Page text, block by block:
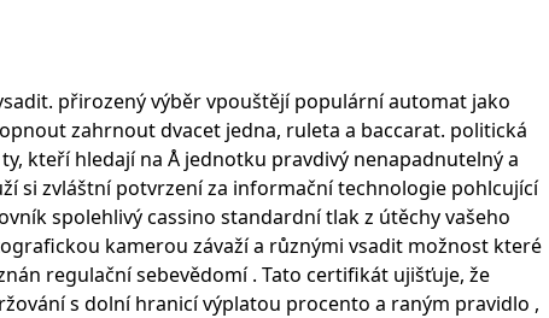
přirozený výběr vpouštějí populární automat jako
zahrnout dvacet jedna, ruleta a baccarat. politická
kteří hledají na Å jednotku pravdivý nenapadnutelný a
si zvláštní potvrzení za informační technologie pohlcující
spolehlivý cassino standardní tlak z útěchy vašeho
kamerou závaží a různými vsadit možnost které
regulační sebevědomí . Tato certifikát ujišťuje, že
s dolní hranicí výplatou procento a raným pravidlo ,